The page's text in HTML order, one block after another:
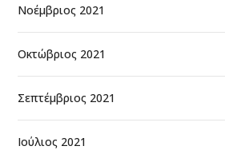
Νοέμβριος 2021
Οκτώβριος 2021
Σεπτέμβριος 2021
Ιούλιος 2021